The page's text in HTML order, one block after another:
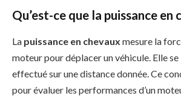
Qu’est-ce que la puissance en
La puissance en chevaux mesure la
moteur pour déplacer un véhicule. Elle
effectué sur une distance donnée. Ce
pour évaluer les performances d’un